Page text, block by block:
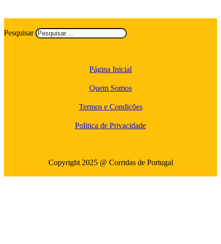
Pesquisar
Página Inicial
Quem Somos
Termos e Condições
Politica de Privacidade
Copyright 2025 @ Corridas de Portugal